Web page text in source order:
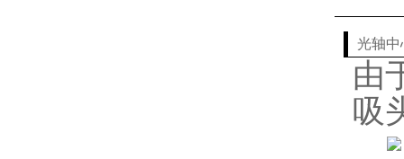
光轴中
由
吸